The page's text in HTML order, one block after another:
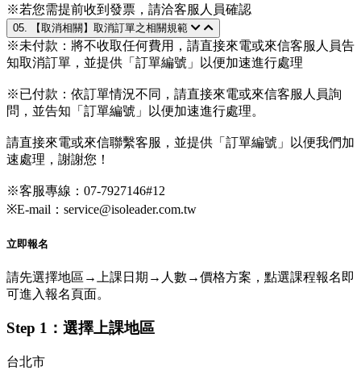
※若您需提前收到發票，請洽客服人員確認
05. 【取消相關】取消訂單之相關規範
※未付款：將不收取任何費用，請直接來電或來信客服人員告
知取消訂單，並提供「訂單編號」以便加速進行處理
※已付款：依訂單情況不同，請直接來電或來信客服人員詢
問，並告知「訂單編號」以便加速進行處理。
請直接來電或來信聯繫客服，並提供「訂單編號」以便我們加
速處理，謝謝您！
※客服專線：07-7927146#12
※E-mail：service@isoleader.com.tw
立即報名
請先選擇地區→上課日期→人數→價格方案，點選課程報名即
可進入報名頁面。
Step 1：選擇上課地區
台北市